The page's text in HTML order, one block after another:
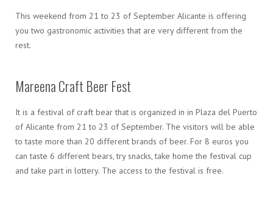
This weekend from 21 to 23 of September Alicante is offering
you two gastronomic activities that are very different from the
rest.
Mareena Craft Beer Fest
It is a festival of craft bear that is organized in in Plaza del Puerto
of Alicante from 21 to 23 of September. The visitors will be able
to taste more than 20 different brands of beer. For 8 euros you
can taste 6 different bears, try snacks, take home the festival cup
and take part in lottery. The access to the festival is free.